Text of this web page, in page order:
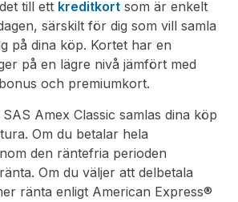
till ett kreditkort som är enkelt
särskilt för dig som vill samla
på dina köp. Kortet har en
på en lägre nivå jämfört med
och premiumkort.
Amex Classic samlas dina köp
Om du betalar hela
den räntefria perioden
Om du väljer att delbetala
ränta enligt American Express®